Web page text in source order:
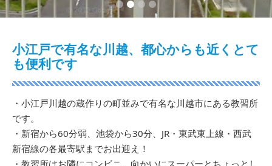
2 3 4
小江戸で有名な川越、都心からも近くとて
も便利です
・小江戸川越の蔵作りの町並みで有名な川越市にある教習所
です。
・新宿から60分弱、池袋から30分、JR・東武東上線・西武
新宿線の各最寄駅までお出迎え！